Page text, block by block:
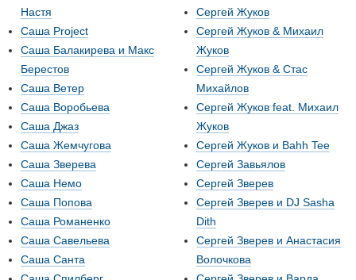
Настя
Саша Project
Саша Балакирева и Макс
Берестов
Саша Ветер
Саша Воробьева
Саша Джаз
Саша Жемчугова
Саша Зверева
Саша Немо
Саша Попова
Саша Романенко
Саша Савельева
Саша Санта
Сергей Жуков
Сергей Жуков & Михаил
Жуков
Сергей Жуков & Стас
Михайлов
Сергей Жуков feat. Михаил
Жуков
Сергей Жуков и Bahh Tee
Сергей Завьялов
Сергей Зверев
Сергей Зверев и DJ Sasha
Dith
Сергей Зверев и Анастасия
Волочкова